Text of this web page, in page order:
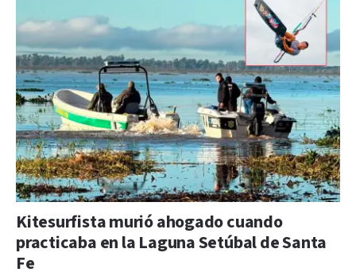
Kitesurfista murió ahogado cuando
practicaba en la Laguna Setúbal de Santa
Fe